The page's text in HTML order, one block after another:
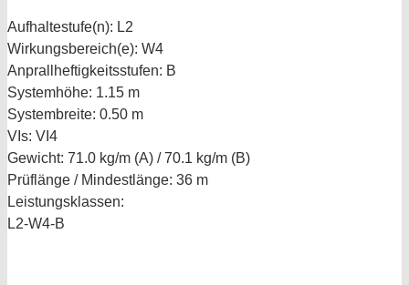
Aufhaltestufe(n): L2
Wirkungsbereich(e): W4
Anprallheftigkeitsstufen: B
Systemhöhe: 1.15 m
Systembreite: 0.50 m
VIs: VI4
Gewicht: 71.0 kg/m (A) / 70.1 kg/m (B)
Prüflänge / Mindestlänge: 36 m
Leistungsklassen:
L2-W4-B